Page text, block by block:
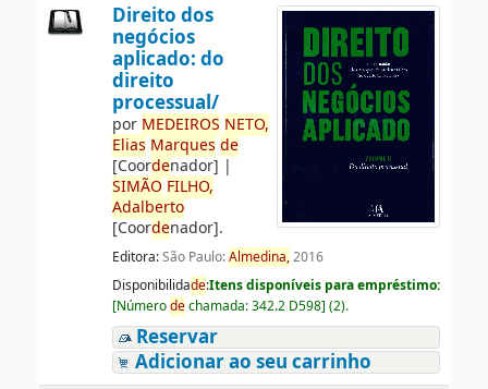
Direito dos
negócios
aplicado: do
direito
processual/
por MEDEIROS NETO,
Elias Marques de
[Coordenador] |
SIMÃO FILHO,
Adalberto
[Coordenador].
Editora:São Paulo:Almedina,2016
Disponibilidade:Itens disponíveis para empréstimo:
[Númerodechamada:342.2 D598] (2).
Reservar
Adicionar ao seu carrinho